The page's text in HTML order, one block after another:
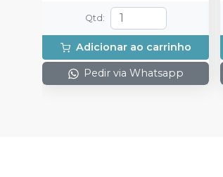
Qtd :
Adicionar ao carrinho
Pedir via Whatsapp